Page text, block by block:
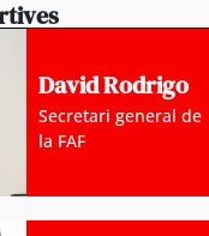
David Rodrigo
Secretari general de
la FAF